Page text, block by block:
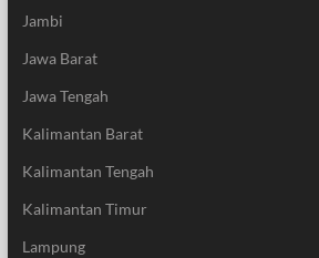
Jambi
Jawa Barat
Jawa Tengah
Kalimantan Barat
Kalimantan Tengah
Kalimantan Timur
Lampung